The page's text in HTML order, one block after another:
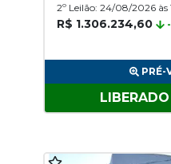
2º Leilão: 24/08/2026 às
R$ 1.306.234,60
PRÉ-